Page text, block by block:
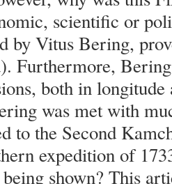
scientific or
by Vitus Bering,
Furthermore,
both in
was met with
to the Second
expedition of
shown? This